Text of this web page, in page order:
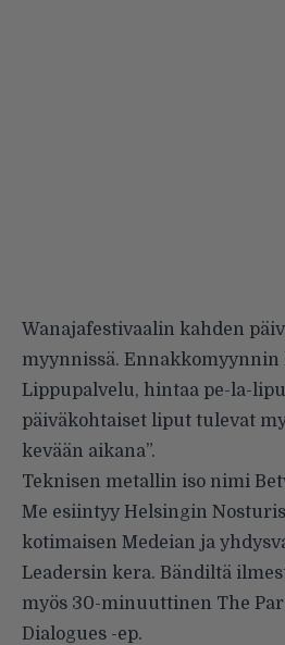
Wanajafestivaalin kahden
myynnissä. Ennakkomyynnin
Lippupalvelu, hintaa pe-la-
päiväkohtaiset liput tulevat
kevään aikana”.
Teknisen metallin iso nimi
Me esiintyy Helsingin
kotimaisen Medeian ja
Leadersin kera. Bändiltä
myös 30-minuuttinen The
Dialogues -ep.